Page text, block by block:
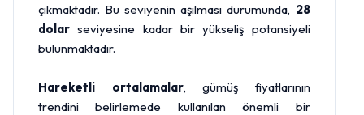
çıkmaktadır. Bu seviyenin aşılması durumunda, 28
dolar seviyesine kadar bir yükseliş potansiyeli
bulunmaktadır.
Hareketli ortalamalar, gümüş fiyatlarının
trendini belirlemede kullanılan önemli bir